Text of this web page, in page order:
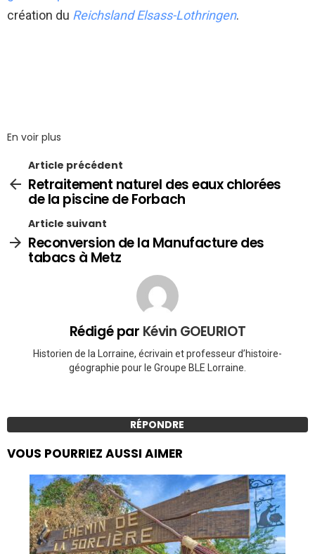
création du Reichsland Elsass-Lothringen.
En voir plus
Article précédent
Retraitement naturel des eaux chlorées
de la piscine de Forbach
Article suivant
Reconversion de la Manufacture des
tabacs à Metz
Rédigé par Kévin GOEURIOT
Historien de la Lorraine, écrivain et professeur d’histoire-
géographie pour le Groupe BLE Lorraine.
RÉPONDRE
VOUS POURRIEZ AUSSI AIMER